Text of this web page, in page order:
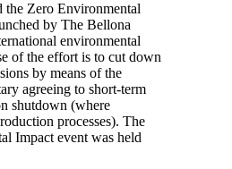
Zero Environmental
by The Bellona
environmental
of the effort is to cut down
by means of the
agreeing to short-term
shutdown (where
processes). The
Impact event was held